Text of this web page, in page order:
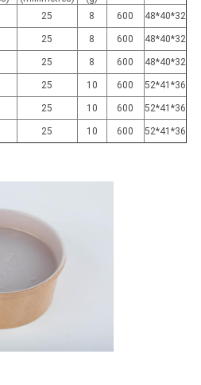
25 8 600
48*40*32
25 8 600
48*40*32
25 8 600
48*40*32
25 10 600
52*41*36
25 10 600
52*41*36
25 10 600 52*41*36